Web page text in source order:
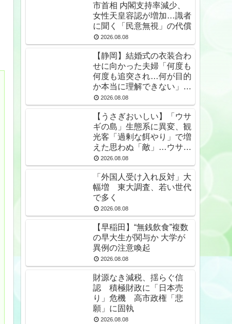
市首相 内閣支持率減少、
女性天皇容認が増加…識者
に聞く「民意無視」の代償
2026.08.08
【静岡】結婚式の衣装合わ
せに向かった夫婦「何度も
何度も追突され…何が目的
か本当に理解できない」東
名高速で続いた約1.7キロ
の追突
2026.08.08
【うさぎおいしい】「ウサ
ギの島」生態系に異変、観
光客「過剰な餌やり」で増
えた思わぬ「敵」…ウサギ
襲い口でくわえる姿も 大
久野島
2026.08.08
「外国人受け入れ反対」大
幅増 東大調査、若い世代
で多く
2026.08.08
【早稲田】“無銭飲食”複数
の早大生が関与か 大学が
異例の注意喚起
2026.08.08
財源なき減税、揺らぐ信
認 積極財政に「日本売
り」危機 高市政権「悲
願」に固執
2026.08.08